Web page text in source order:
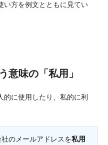
い方を例文とともに見てい
意味の「私用」
的に使用したり、私的に利
のメールアドレスを私用